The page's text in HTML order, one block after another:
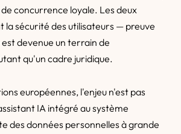
concurrence loyale. Les deux
la sécurité des utilisateurs — preuve
devenue un terrain de
qu'un cadre juridique.
européennes, l'enjeu n'est pas
IA intégré au système
des données personnelles à grande